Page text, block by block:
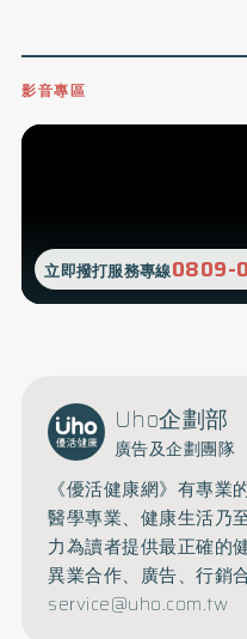
影音專區
立即撥打服務專線0809-
Uho企劃部
廣告及企劃團隊
《優活健康網》有專業
醫學專業、健康生活乃
力為讀者提供最正確的
異業合作、廣告、行銷
service@uho.com.tw